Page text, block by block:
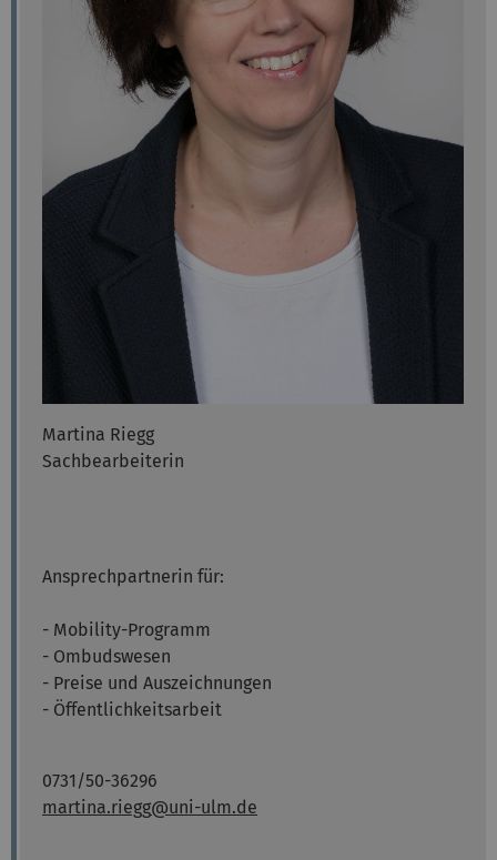
Martina Riegg
Sachbearbeiterin
Ansprechpartnerin für:
- Mobility-Programm
- Ombudswesen
- Preise und Auszeichnungen
- Öffentlichkeitsarbeit
0731/50-36296
martina.riegg@uni-ulm.de